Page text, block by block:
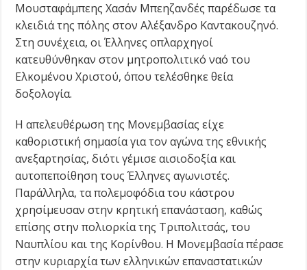
Μουσταφάμπεης Χασάν Μπεηζανδές παρέδωσε τα
κλειδιά της πόλης στον Αλέξανδρο Καντακουζηνό.
Στη συνέχεια, οι Έλληνες οπλαρχηγοί
κατευθύνθηκαν στον μητροπολιτικό ναό του
Ελκομένου Χριστού, όπου τελέσθηκε θεία
δοξολογία.
Η απελευθέρωση της Μονεμβασίας είχε
καθοριστική σημασία για τον αγώνα της εθνικής
ανεξαρτησίας, διότι γέμισε αισιοδοξία και
αυτοπεποίθηση τους Έλληνες αγωνιστές.
Παράλληλα, τα πολεμοφόδια του κάστρου
χρησίμευσαν στην κρητική επανάσταση, καθώς
επίσης στην πολιορκία της Τριπολιτσάς, του
Ναυπλίου και της Κορίνθου. Η Μονεμβασία πέρασε
στην κυριαρχία των ελληνικών επαναστατικών